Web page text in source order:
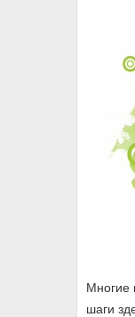
Многие
шаги